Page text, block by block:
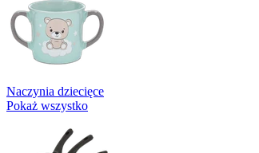
Naczynia dziecięce
Pokaż wszystko